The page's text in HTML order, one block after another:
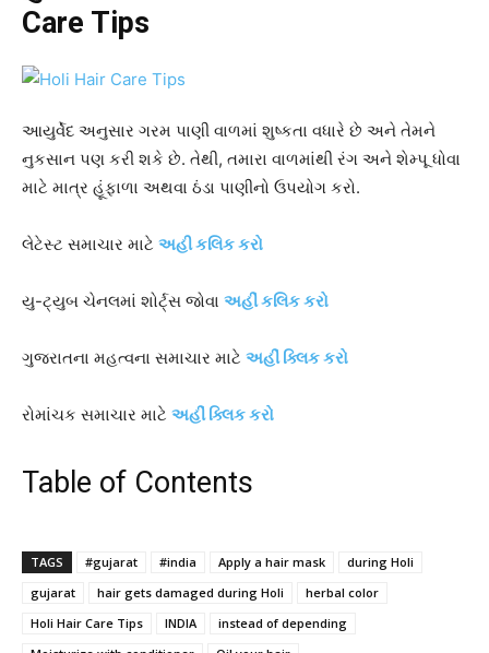
Care Tips
આયુર્વેદ અનુસાર ગરમ પાણી વાળમાં શુષ્કતા વધારે છે અને તેમને
નુકસાન પણ કરી શકે છે. તેથી, તમારા વાળમાંથી રંગ અને શેમ્પૂ ધોવા
માટે માત્ર હૂંફાળા અથવા ઠંડા પાણીનો ઉપયોગ કરો.
લેટેસ્ટ સમાચાર માટે અહી કલિક કરો
યુ-ટ્યુબ ચેનલમાં શોર્ટ્સ જોવા અહીં કલિક કરો
ગુજરાતના મહત્વના સમાચાર માટે અહીં ક્લિક કરો
રોમાંચક સમાચાર માટે અહીં ક્લિક કરો
Table of Contents
TAGS #gujarat #india Apply a hair mask
during Holi
gujarat
hair gets damaged during Holi
herbal color
Holi Hair Care Tips
INDIA
instead of depending